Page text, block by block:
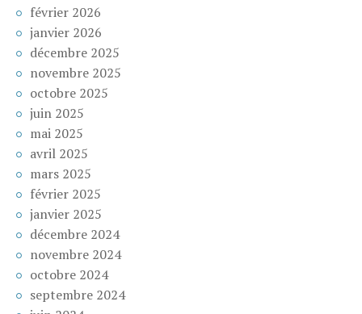
février 2026
janvier 2026
décembre 2025
novembre 2025
octobre 2025
juin 2025
mai 2025
avril 2025
mars 2025
février 2025
janvier 2025
décembre 2024
novembre 2024
octobre 2024
septembre 2024